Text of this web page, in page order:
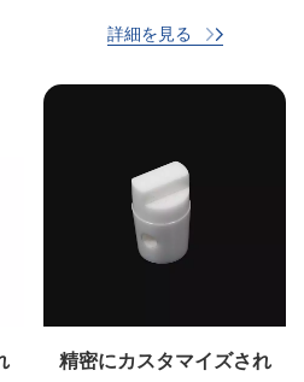
えるための一連の精密かつ特
詳細を見る
精密にカスタマイズされ